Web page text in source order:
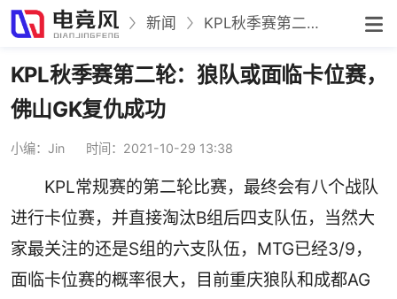
新闻 KPL秋季赛第二轮：狼队或面临卡位赛，佛山GK复仇成功
KPL秋季赛第二轮：狼队或面临卡位赛，
佛山GK复仇成功
小编：Jin 时间：2021-10-29 13:38
KPL常规赛的第二轮比赛，最终会有八个战队
进行卡位赛，并直接淘汰B组后四支队伍，当然大
家最关注的还是S组的六支队伍，MTG已经3/9，
面临卡位赛的概率很大，目前重庆狼队和成都AG